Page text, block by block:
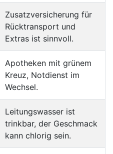
Zusatzversicherung für
Rücktransport und
Extras ist sinnvoll.
Apotheken mit grünem
Kreuz, Notdienst im
Wechsel.
Leitungswasser ist
trinkbar, der Geschmack
kann chlorig sein.